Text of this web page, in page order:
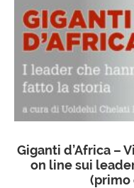
Giganti d’Africa –
on line sui
(primo